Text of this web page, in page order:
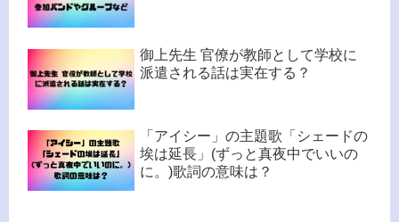
御上先生 官僚が教師として学校に
派遣される話は実在する？
「アイシー」の主題歌「シェードの
埃は延長」(ずっと真夜中でいいの
に。)歌詞の意味は？